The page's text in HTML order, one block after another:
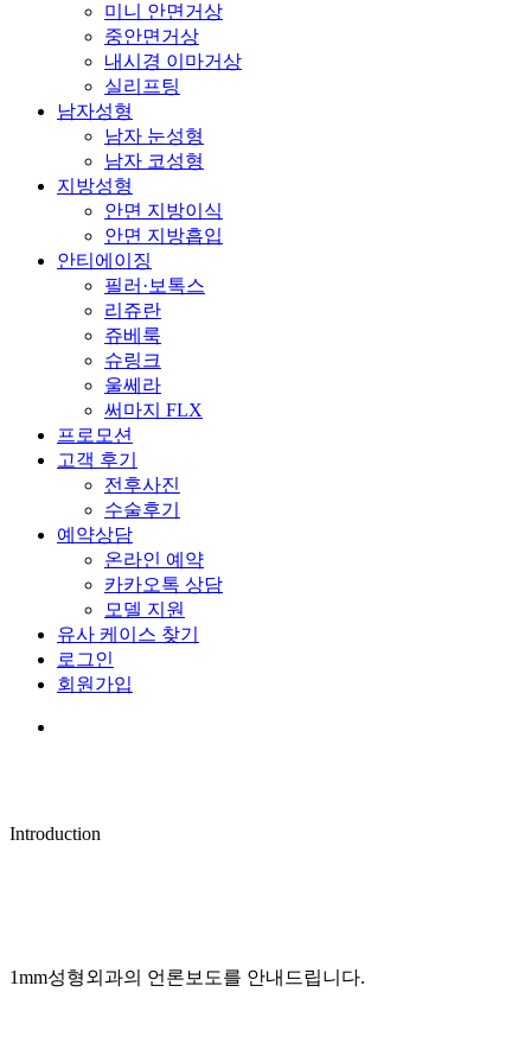
미니 안면거상
중안면거상
내시경 이마거상
실리프팅
남자성형
남자 눈성형
남자 코성형
지방성형
안면 지방이식
안면 지방흡입
안티에이징
필러·보톡스
리쥬란
쥬베룩
슈링크
울쎄라
써마지 FLX
프로모션
고객 후기
전후사진
수술후기
예약상담
온라인 예약
카카오톡 상담
모델 지원
유사 케이스 찾기
로그인
회원가입
Introduction
1mm성형외과의 언론보도를 안내드립니다.